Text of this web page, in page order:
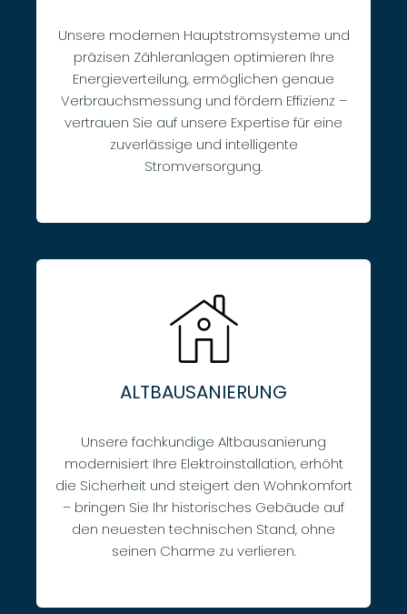
Unsere modernen Hauptstromsysteme und
präzisen Zähleranlagen optimieren Ihre
Energieverteilung, ermöglichen genaue
Verbrauchsmessung und fördern Effizienz –
vertrauen Sie auf unsere Expertise für eine
zuverlässige und intelligente
Stromversorgung.
ALTBAUSANIERUNG
Unsere fachkundige Altbausanierung
modernisiert Ihre Elektroinstallation, erhöht
die Sicherheit und steigert den Wohnkomfort
– bringen Sie Ihr historisches Gebäude auf
den neuesten technischen Stand, ohne
seinen Charme zu verlieren.